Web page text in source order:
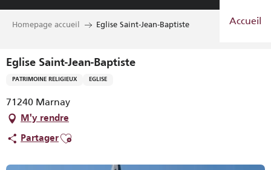
Aller
Accueil
Homepage accueil Eglise Saint-Jean-Baptiste
Eglise Saint-Jean-Baptiste
PATRIMOINE RELIGIEUX EGLISE
71240 Marnay
M'y rendre
PartagerAjouter aux favoris